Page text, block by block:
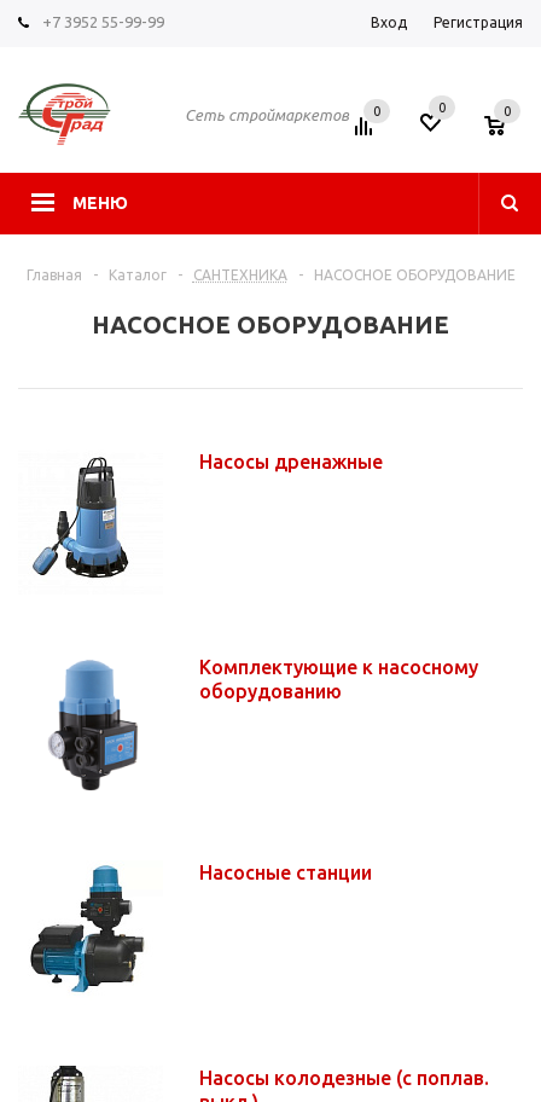
+7 3952 55-99-99 Вход Регистрация
Сеть строймаркетов
МЕНЮ
0 0 0
Главная - Каталог - САНТЕХНИКА - НАСОСНОЕ ОБОРУДОВАНИЕ
НАСОСНОЕ ОБОРУДОВАНИЕ
Насосы дренажные
Комплектующие к насосному
оборудованию
Насосные станции
Насосы колодезные (с поплав.